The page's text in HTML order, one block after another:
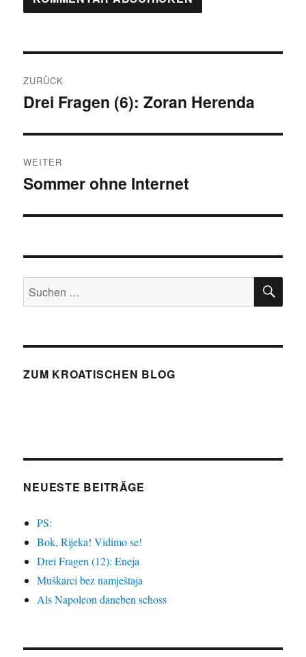
ZURÜCK
Vorheriger
Drei Fragen (6): Zoran Herenda
WEITER
Nächster
Sommer ohne Internet
Suchen
nach:
ZUM KROATISCHEN BLOG
NEUESTE BEITRÄGE
PS:
Bok, Rijeka! Vidimo se!
Drei Fragen (12): Eneja
Muškarci bez namještaja
Als Napoleon daneben schoss